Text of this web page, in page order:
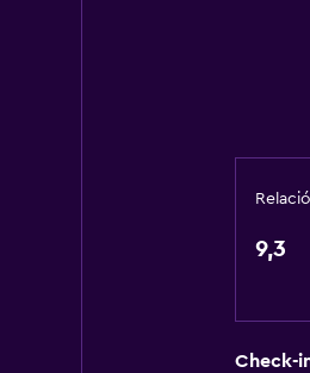
Baño
Aseo
9,3
Check-